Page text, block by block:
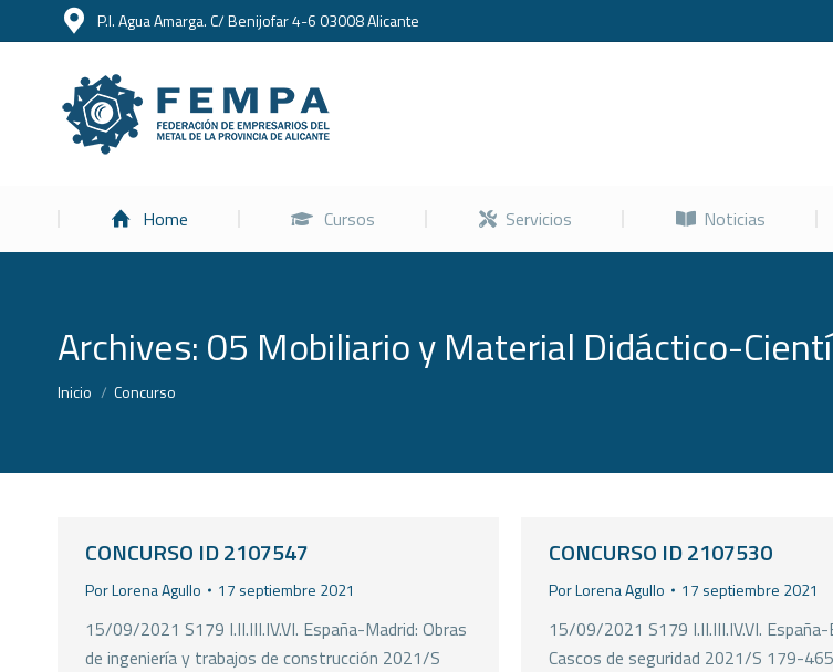
P.I. Agua Amarga. C/ Benijofar 4-6 03008 Alicante
Home Cursos Servicios Noticias
Archives:05 Mobiliario y Material Didáctico-
Estás aquí:
Inicio Concurso
CONCURSO ID 2107547
PorLorena Agullo 17 septiembre 2021
15/09/2021 S179 I.II.III.IV.VI. España-Madrid: Obras
de ingeniería y trabajos de construcción 2021/S
CONCURSO ID 2107530
PorLorena Agullo 17 septiembre 2021
15/09/2021 S179 I.II.III.IV.VI. España-
Cascos de seguridad 2021/S 179-
Home Cursos Servicios